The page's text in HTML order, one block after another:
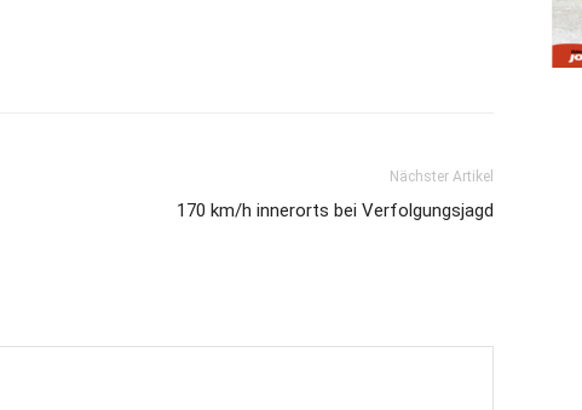
Nächster Artikel
170 km/h innerorts bei Verfolgungsjagd